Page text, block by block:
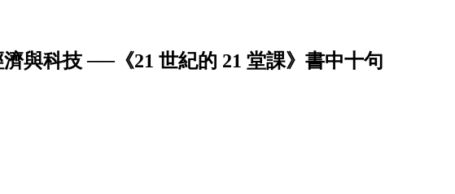
與科技 ──《21 世紀的 21 堂課》書中十句